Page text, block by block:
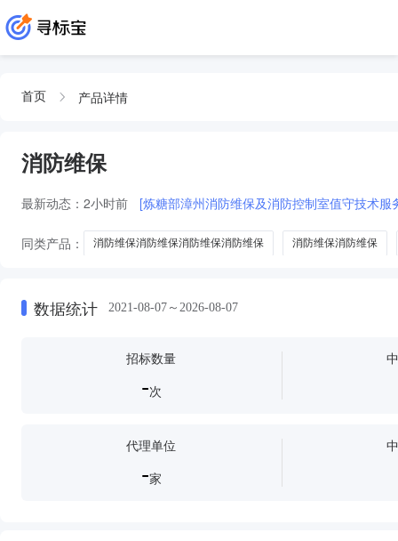
首页 产品详情
消防维保
最新动态： 2小时前 [炼糖部漳州消防维保及消防控制室值守技术
同类产品： 消防维保消防维保消防维保消防维保 消防维保消防维保
数据统计 2021-08-07～2026-08-07
招标数量
-次
代理单位
-家